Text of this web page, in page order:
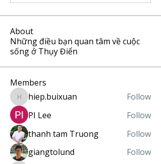
About
Những điều bạn quan tâm về cuộc
sống ở Thụy Điển
Members
hiep.buixuan
hiep.buixuan
Follow
PI Lee
Follow
thanh tam Truong
Follow
giangtolund
Follow